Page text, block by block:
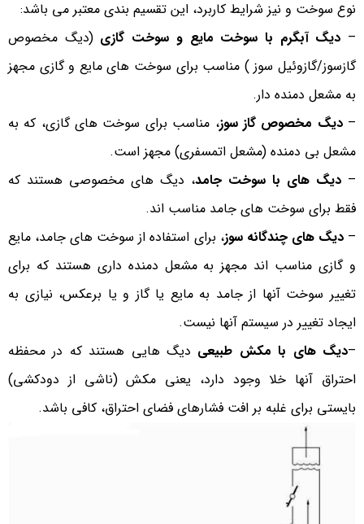
نوع سوخت و نیز شرایط کاربرد، این تقسیم بندی معتبر می باشد:
– دیگ آبگرم با سوخت مایع و سوخت گازی (دیگ مخصوص
گازسوز/گازوئیل سوز ) مناسب برای سوخت های مایع و گازی مجهز
به مشعل دمنده دار.
–دیگ مخصوص گاز سوز، مناسب برای سوخت های گازی، که به
مشعل بی دمنده (مشعل اتمسفری) مجهز است.
– دیگ های با سوخت جامد، دیگ های مخصوصی هستند که
فقط برای سوخت های جامد مناسب اند.
–دیگ های چندگانه سوز، برای استفاده از سوخت های جامد، مایع
و گازی مناسب اند مجهز به مشعل دمنده داری هستند که برای
تغییر سوخت آنها از جامد به مایع یا گاز و یا برعکس، نیازی به
ایجاد تغییر در سیستم آنها نیست.
–دیگ های با مکش طبیعی دیگ هایی هستند که در محفظه
احتراق آنها خلا وجود دارد، یعنی مکش (ناشی از دودکشی)
بایستی برای غلبه بر افت فشارهای فضای احتراق، کافی باشد.